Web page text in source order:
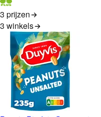
3 prijzen
3 winkels